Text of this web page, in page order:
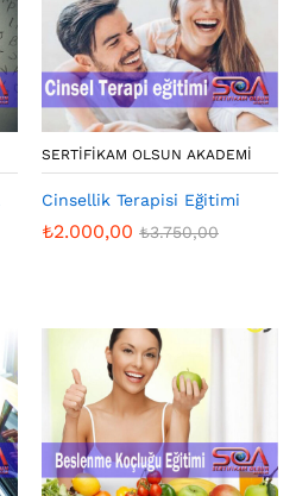
SERTIFIKAM OLSUN AKADEMI
Cinsellik Terapisi Eğitimi
₺2.000,00 ₺3.750,00